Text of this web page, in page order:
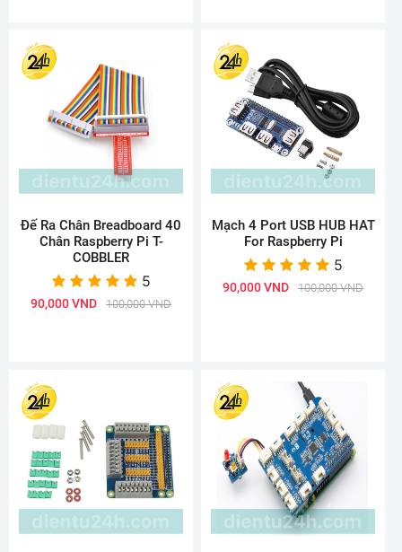
Đế Ra Chân Breadboard 40
Chân Raspberry Pi T-
COBBLER
5
90,000 VND 100,000 VND
Mạch 4 Port USB HUB HAT
For Raspberry Pi
5
90,000 VND 100,000 VND